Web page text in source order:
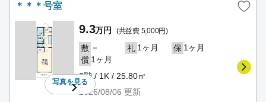
＊＊＊号室
写真を見る
9.3万円 (共益費 5,000円)
敷 － 礼 1ヶ月 保 1ヶ月
償 1ヶ月
2階 / 1K / 25.80㎡
2026/08/06 更新